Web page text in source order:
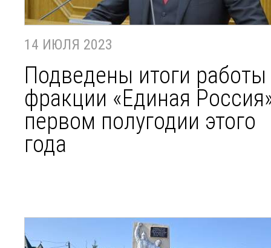
14 ИЮЛЯ 2023
Подведены итоги работы
фракции «Единая
первом полугодии этого
года